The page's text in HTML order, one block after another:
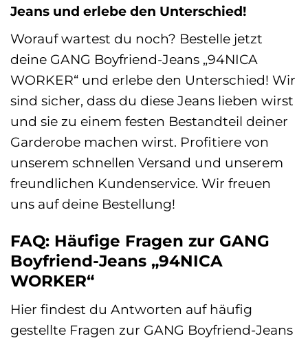
Jeans und erlebe den Unterschied!
Worauf wartest du noch? Bestelle jetzt
deine GANG Boyfriend-Jeans „94NICA
WORKER“ und erlebe den Unterschied! Wir
sind sicher, dass du diese Jeans lieben wirst
und sie zu einem festen Bestandteil deiner
Garderobe machen wirst. Profitiere von
unserem schnellen Versand und unserem
freundlichen Kundenservice. Wir freuen
uns auf deine Bestellung!
FAQ: Häufige Fragen zur GANG
Boyfriend-Jeans „94NICA
WORKER“
Hier findest du Antworten auf häufig
gestellte Fragen zur GANG Boyfriend-Jeans